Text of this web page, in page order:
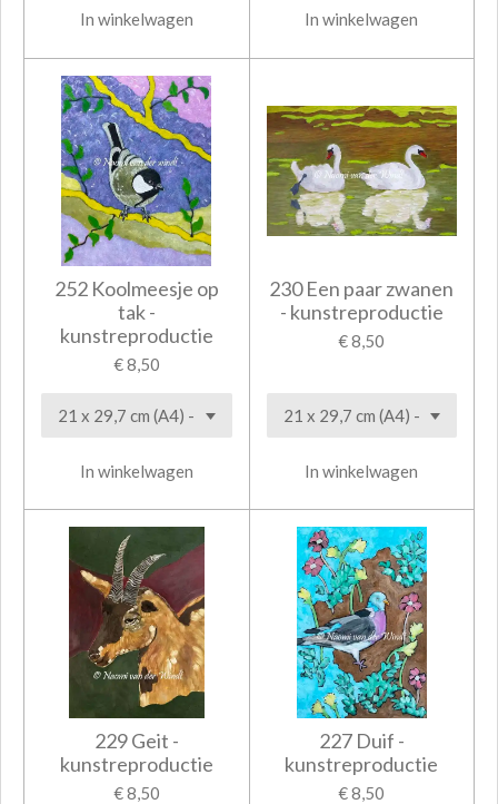
In winkelwagen In winkelwagen
252 Koolmeesje op
tak -
kunstreproductie
€ 8,50
In winkelwagen
230 Een paar zwanen
- kunstreproductie
€ 8,50
In winkelwagen
229 Geit -
kunstreproductie
€ 8,50
227 Duif -
kunstreproductie
€ 8,50